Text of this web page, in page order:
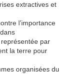
extractives et
l’importance
par
la terre pour
organisées du